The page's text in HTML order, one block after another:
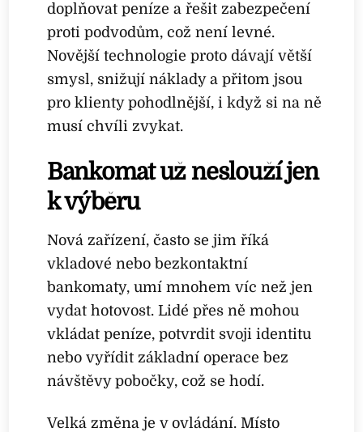
doplňovat peníze a řešit zabezpečení
proti podvodům, což není levné.
Novější technologie proto dávají větší
smysl, snižují náklady a přitom jsou
pro klienty pohodlnější, i když si na ně
musí chvíli zvykat.
Bankomat už neslouží jen
k výběru
Nová zařízení, často se jim říká
vkladové nebo bezkontaktní
bankomaty, umí mnohem víc než jen
vydat hotovost. Lidé přes ně mohou
vkládat peníze, potvrdit svoji identitu
nebo vyřídit základní operace bez
návštěvy pobočky, což se hodí.
Velká změna je v ovládání. Místo